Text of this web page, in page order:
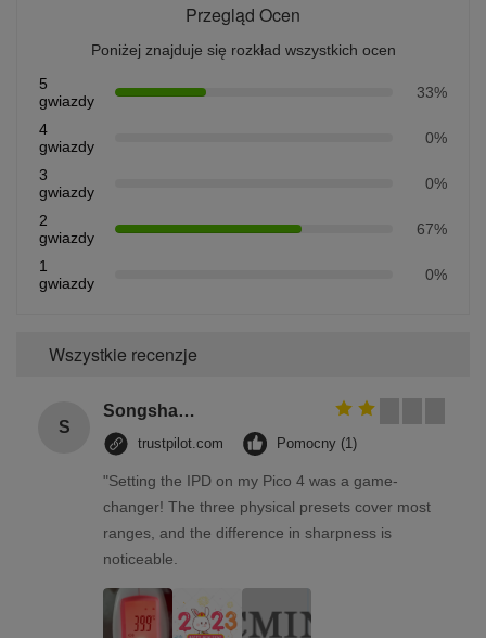
Przegląd Ocen
Poniżej znajduje się rozkład wszystkich ocen
5
gwiazdy
33%
4
gwiazdy
0%
3
gwiazdy
0%
2
gwiazdy
67%
1
gwiazdy
0%
Wszystkie recenzje
S
Songshang
trustpilot.com Pomocny (1)
"Setting the IPD on my Pico 4 was a game-
changer! The three physical presets cover most
ranges, and the difference in sharpness is
noticeable.